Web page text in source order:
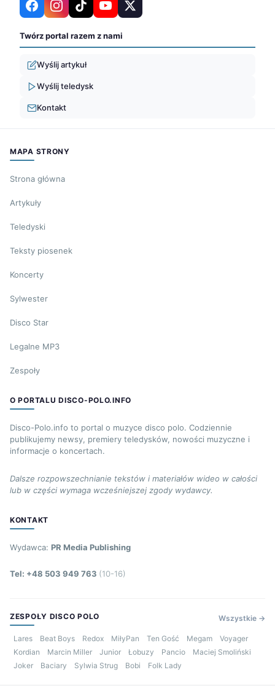
Twórz portal razem z nami
Wyślij artykuł
Wyślij teledysk
Kontakt
MAPA STRONY
Strona główna
Artykuły
Teledyski
Teksty piosenek
Koncerty
Sylwester
Disco Star
Legalne MP3
Zespoły
O PORTALU DISCO-POLO.INFO
Disco-Polo.info to portal o muzyce disco polo. Codziennie
publikujemy newsy, premiery teledysków, nowości muzyczne i
informacje o koncertach.
Dalsze rozpowszechnianie tekstów i materiałów wideo w całości
lub w części wymaga wcześniejszej zgody wydawcy.
KONTAKT
Wydawca: PR Media Publishing
Tel: +48 503 949 763 (10-16)
ZESPOŁY DISCO POLO Wszystkie →
Lares Beat Boys Redox MiłyPan Ten Gość Megam
Voyager
Kordian
Marcin Miller Junior Łobuzy Pancio
Maciej Smoliński
Joker
Baciary Sylwia Strug Bobi Folk Lady